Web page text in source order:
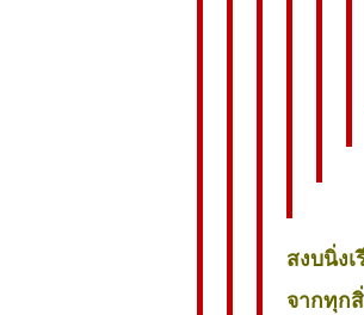
สงบนิ่ง
จากทุก